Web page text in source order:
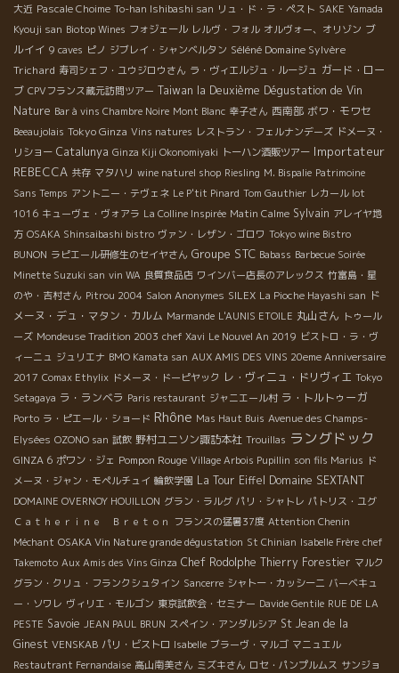
大近 Pascale Choime To-han Ishibashi san リュ・ド・ラ・ペスト SAKE Yamada
Kyouji san Biotop Wines フォジェール レルヴ・フォル オルヴォー、オリゾン ブ
ルイイ 9 caves ピノ ジブレイ・シャンベルタン Séléné Domaine Sylvère
Trichard 寿司シェフ・ユウジロウさん ラ・ヴィエルジュ・ルージュ ガード・ロー
ブ CPVフランス蔵元訪問ツアー Taiwan la Deuxième Dégustation de Vin
Nature Bar à vins Chambre Noire Mont Blanc 幸子さん 西南部 ボワ・モワセ
Beeaujolais Tokyo Ginza Vins natures レストラン・フェルナンデーズ ドメーヌ・
リショー Catalunya Ginza Kiji Okonomiyaki トーハン酒販ツアー Importateur
REBECCA 共存 マタハリ wine naturel shop Riesling M. Bispalie Patrimoine
Sans Temps アントニー・テヴェネ Le P'tit Pinard Tom Gauthier レカール lot
1016 キューヴェ・ヴォアラ La Colline Inspirée Matin Calme Sylvain アレイヤ地
方 OSAKA Shinsaibashi bistro ヴァン・レザン・ゴロワ Tokyo wine Bistro
BUNON ラピエール研修生のセイヤさん Groupe STC Babass Barbecue Soirée
Minette Suzuki san vin WA 良質食品店 ワインバー店長のアレックス 竹富島・星
のや・吉村さん Pitrou 2004 Salon Anonymes SILEX La Pioche Hayashi san ド
メーヌ・デュ・マタン・カルム Marmande L'AUNIS ETOILE 丸山さん トゥール
ーズ Mondeuse Tradition 2003 chef Xavi Le Nouvel An 2019 ビストロ・ラ・ヴ
ィーニュ ジュリエナ BMO Kamata san AUX AMIS DES VINS 20eme Anniversaire
2017 Comax Ethylix ドメーヌ・ドーピヤック レ・ヴィニュ・ドリヴィエ Tokyo
Setagaya ラ・ランベラ Paris restaurant ジャニエール村 ラ・トルトゥーガ
Porto ラ・ピエール・ショード Rhône Mas Haut Buis Avenue des Champs-
Elysées OZONO san 試飲 野村ユニソン諏訪本社 Trouillas ラングドック
GINZA 6 ポワン・ジェ Pompon Rouge Village Arbois Pupillin son fils Marius ド
メーヌ・ジャン・モペルチュイ 輪飲学園 La Tour Eiffel Domaine SEXTANT
DOMAINE OVERNOY HOUILLON グラン・ラルグ パリ・シャトレ パトリス・ユグ
Ｃａｔｈｅｒｉｎｅ Ｂｒｅｔｏｎ フランスの猛暑37度 Attention Chenin
Méchant OSAKA Vin Nature grande dégustation St Chinian Isabelle Frère chef
Takemoto Aux Amis des Vins Ginza Chef Rodolphe Thierry Forestier マルク
グラン・クリュ・フランクシュタイン Sancerre シャトー・カッシーニ バーベキュ
ー・ソワレ ヴィリエ・モルゴン 東京試飲会・セミナー Davide Gentile RUE DE LA
PESTE Savoie JEAN PAUL BRUN スペイン・アンダルシア St Jean de la
Ginest VENSKAB パリ・ビストロ Isabelle ブラーヴ・マルゴ マニュエル
Restautrant Fernandaise 高山南美さん ミズキさん ロセ・パンプルムス サンジョ